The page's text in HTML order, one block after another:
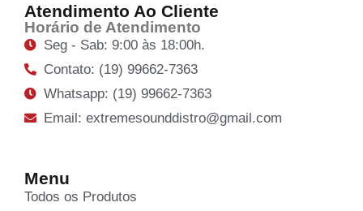
Atendimento Ao Cliente
Horário de Atendimento
Seg - Sab: 9:00 às 18:00h.
Contato: (19) 99662-7363
Whatsapp: (19) 99662-7363
Email: extremesounddistro@gmail.com
Menu
Todos os Produtos